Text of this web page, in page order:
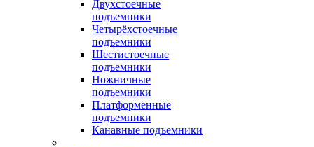
Двухстоечные
подъемники
Четырёхстоечные
подъемники
Шестистоечные
подъемники
Ножничные
подъемники
Платформенные
подъемники
Канавные подъемники